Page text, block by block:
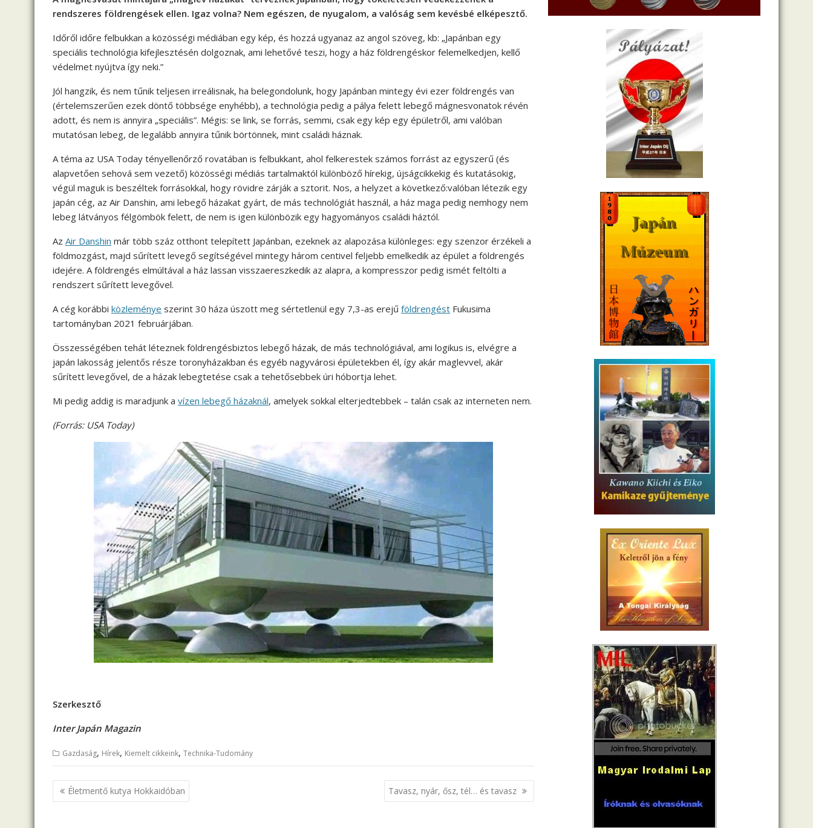
rendszeres földrengések ellen. Igaz volna? Nem egészen, de nyugalom, a valóság sem kevésbé elképesztő.
Időről időre felbukkan a közösségi médiában egy kép, és hozzá ugyanaz az angol szöveg, kb: „Japánban egy
speciális technológia kifejlesztésén dolgoznak, ami lehetővé teszi, hogy a ház földrengéskor felemelkedjen, kellő
védelmet nyújtva így neki.”
Jól hangzik, és nem tűnik teljesen irreálisnak, ha belegondolunk, hogy Japánban mintegy évi ezer földrengés van
(értelemszerűen ezek döntő többsége enyhébb), a technológia pedig a pálya felett lebegő mágnesvonatok révén
adott, és nem is annyira „speciális”. Mégis: se link, se forrás, semmi, csak egy kép egy épületről, ami valóban
mutatósan lebeg, de legalább annyira tűnik börtönnek, mint családi háznak.
A téma az USA Today tényellenőrző rovatában is felbukkant, ahol felkerestek számos forrást az egyszerű (és
alapvetően sehová sem vezető) közösségi médiás tartalmaktól különböző hírekig, újságcikkekig és kutatásokig,
végül maguk is beszéltek forrásokkal, hogy rövidre zárják a sztorit. Nos, a helyzet a következő:valóban létezik egy
japán cég, az Air Danshin, ami lebegő házakat gyárt, de más technológiát használ, a ház maga pedig nemhogy nem
lebeg látványos félgömbök felett, de nem is igen különbözik egy hagyományos családi háztól.
Az Air Danshin már több száz otthont telepített Japánban, ezeknek az alapozása különleges: egy szenzor érzékeli a
földmozgást, majd sűrített levegő segítségével mintegy három centivel feljebb emelkedik az épület a földrengés
idejére. A földrengés elmúltával a ház lassan visszaereszkedik az alapra, a kompresszor pedig ismét feltölti a
rendszert sűrített levegővel.
A cég korábbi közleménye szerint 30 háza úszott meg sértetlenül egy 7,3-as erejű földrengést Fukusima
tartományban 2021 februárjában.
Összességében tehát léteznek földrengésbiztos lebegő házak, de más technológiával, ami logikus is, elvégre a
japán lakosság jelentős része toronyházakban és egyéb nagyvárosi épületekben él, így akár maglevvel, akár
sűrített levegővel, de a házak lebegtetése csak a tehetősebbek úri hóbortja lehet.
Mi pedig addig is maradjunk a vízen lebegő házaknál, amelyek sokkal elterjedtebbek – talán csak az interneten nem.
(Forrás: USA Today)
Szerkesztő
Inter Japán Magazin
Gazdaság, Hírek, Kiemelt cikkeink, Technika-Tudomány
B
e
Életmentő kutya Hokkaidóban Tavasz, nyár, ősz, tél… és tavasz